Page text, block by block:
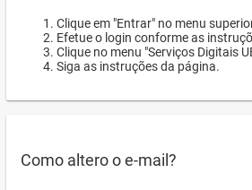
Clique em "Entrar" no menu
Efetue o login conforme as
Clique no menu "Serviços Digitais
Siga as instruções da página.
Como altero o e-mail?